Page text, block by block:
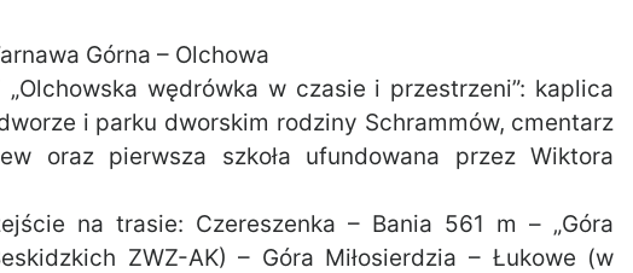
Górna – Olchowa
wędrówka w czasie i przestrzeni”: kaplica
i parku dworskim rodziny Schrammów, cmentarz
oraz pierwsza szkoła ufundowana przez Wiktora
na trasie: Czereszenka – Bania 561 m – „Góra
ZWZ-AK) – Góra Miłosierdzia – Łukowe (w